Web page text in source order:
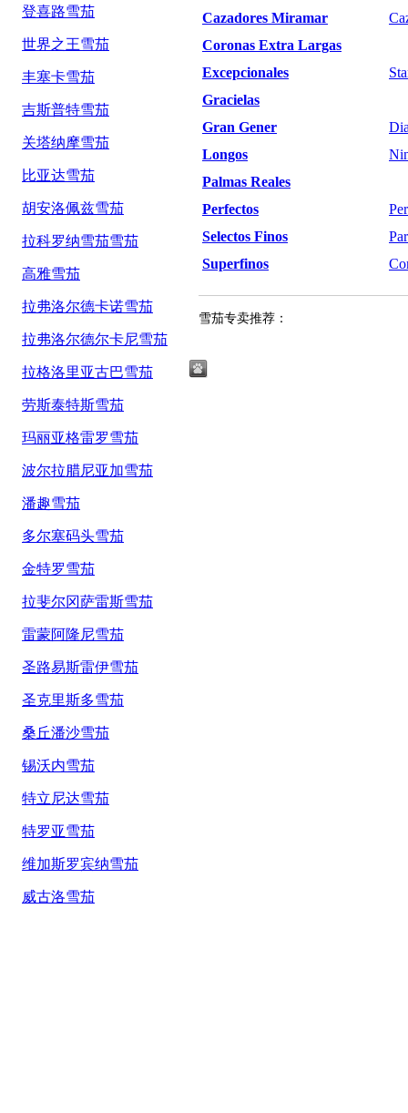
登喜路雪茄
世界之王雪茄
丰塞卡雪茄
吉斯普特雪茄
关塔纳摩雪茄
比亚达雪茄
胡安洛佩兹雪茄
拉科罗纳雪茄雪茄
高雅雪茄
拉弗洛尔德卡诺雪茄
拉弗洛尔德尔卡尼雪茄
拉格洛里亚古巴雪茄
劳斯泰特斯雪茄
玛丽亚格雷罗雪茄
波尔拉腊尼亚加雪茄
潘趣雪茄
多尔塞码头雪茄
金特罗雪茄
拉斐尔冈萨雷斯雪茄
雷蒙阿隆尼雪茄
圣路易斯雷伊雪茄
圣克里斯多雪茄
桑丘潘沙雪茄
锡沃内雪茄
特立尼达雪茄
特罗亚雪茄
维加斯罗宾纳雪茄
威古洛雪茄
Cazadores Miramar
Coronas Extra Largas
Excepcionales
Gracielas
Gran Gener
Longos
Palmas Reales
Perfectos
Selectos Finos
Superfinos
雪茄专卖推荐：